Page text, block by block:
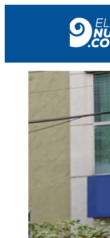
ARGENTINA
NOTICIERO 9
EL NUEVE STREAMS
PROGRAMACIÓN